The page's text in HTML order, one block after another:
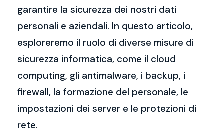
garantire la sicurezza dei nostri dati
personali e aziendali. In questo articolo,
esploreremo il ruolo di diverse misure di
sicurezza informatica, come il cloud
computing, gli antimalware, i backup, i
firewall, la formazione del personale, le
impostazioni dei server e le protezioni di
rete.